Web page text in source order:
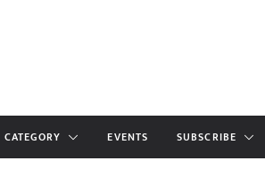
CATEGORY EVENTS SUBSCRIBE